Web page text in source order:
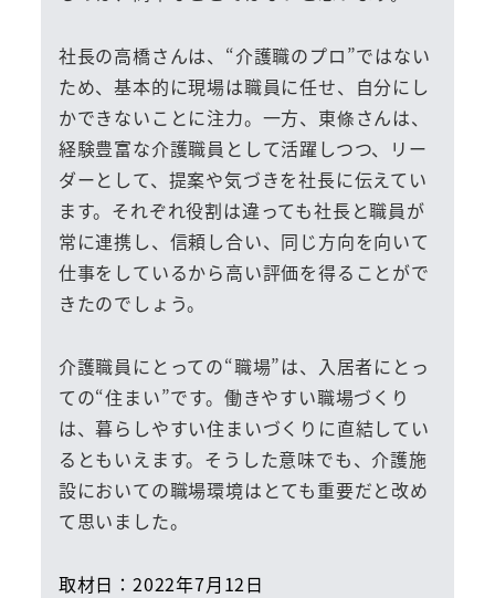
社長の高橋さんは、“介護職のプロ”ではない
ため、基本的に現場は職員に任せ、自分にし
かできないことに注力。一方、東條さんは、
経験豊富な介護職員として活躍しつつ、リー
ダーとして、提案や気づきを社長に伝えてい
ます。それぞれ役割は違っても社長と職員が
常に連携し、信頼し合い、同じ方向を向いて
仕事をしているから高い評価を得ることがで
きたのでしょう。
介護職員にとっての“職場”は、入居者にとっ
ての“住まい”です。働きやすい職場づくり
は、暮らしやすい住まいづくりに直結してい
るともいえます。そうした意味でも、介護施
設においての職場環境はとても重要だと改め
て思いました。
取材日：2022年7月12日